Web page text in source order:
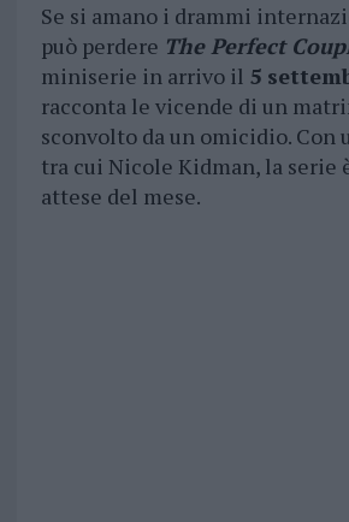
Se si amano i drammi
può perdere The Perfect
miniserie in arrivo il 5
racconta le vicende di un
sconvolto da un omicidio. Con
tra cui Nicole Kidman, la serie
attese del mese​.